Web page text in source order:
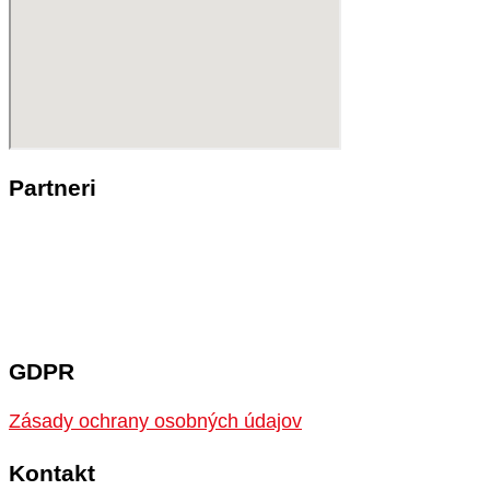
Partneri
GDPR
Zásady ochrany osobných údajov
Kontakt